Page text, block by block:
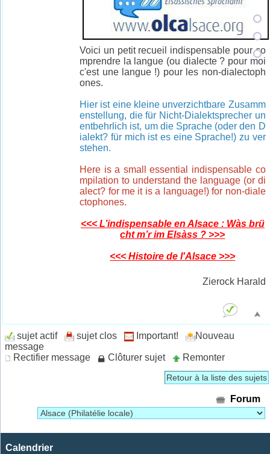
Voici un petit recueil indispensable pour co
mprendre la langue (ou dialecte ? pour moi
c'est une langue !) pour les non-dialectoph
ones.
Hier ist eine kleine unverzichtbare Zusamm
enstellung, die für Nicht-Dialektsprecher un
entbehrlich ist, um die Sprache (oder den D
ialekt? für mich ist es eine Sprache!) zu ver
stehen.
Here is a small essential indispensable co
mpilation to understand the language (or di
alect? for me it is a language!) for non-diale
ctophones.
<<< L’indispensable en Alsace : Wàs brü
cht m’r im Elsàss ? >>>
<<< Histoire de l'Alsace >>>
Zierock Harald
sujet actif sujet clos Important!
Nouveau
message
Rectifier message
Clôturer sujet Remonter
Retour à la liste des sujets
Forum
Calendrier